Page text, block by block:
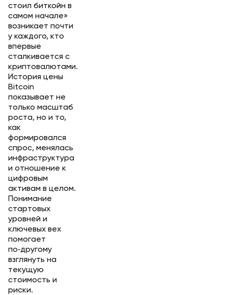
стоил биткойн в
самом начале»
возникает почти
у каждого, кто
впервые
сталкивается с
криптовалютами.
История цены
Bitcoin
показывает не
только масштаб
роста, но и то,
как
формировался
спрос, менялась
инфраструктура
и отношение к
цифровым
активам в целом.
Понимание
стартовых
уровней и
ключевых вех
помогает
по‑другому
взглянуть на
текущую
стоимость и
риски.